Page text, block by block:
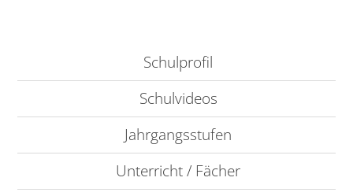
Schulprofil
Schulvideos
Jahrgangsstufen
Unterricht / Fächer